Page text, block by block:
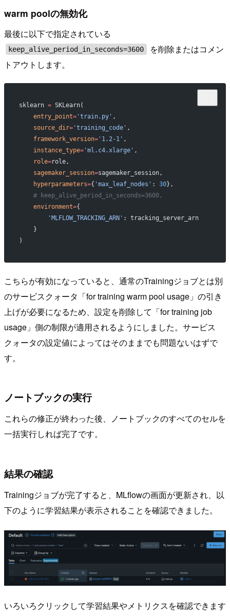
warm poolの無効化
最後に以下で指定されている
keep_alive_period_in_seconds=3600
を削除またはコメン
トアウトします。
sklearn = SKLearn(
    entry_point
='train.py' ,
    source_dir
='training_code' ,
    framework_version
='1.2-1' ,
    instance_type
='ml.c4.xlarge' ,
    role
=role,
    sagemaker_session
=sagemaker_session,
    hyperparameters
={ 'max_leaf_nodes' : 30},
    # keep_alive_period_in_seconds=3600,
    environment
={
        'MLFLOW_TRACKING_ARN'
: tracking_server_arn
    }
)
こちらが有効になっていると、通常のTrainingジョブとは別
のサービスクォータ「for training warm pool usage」の引き
上げが必要になるため、設定を削除して「for training job
usage」側の制限が適用されるようにしました。サービス
クォータの設定値によってはそのままでも問題ないはずで
す。
ノートブックの実行
これらの修正が終わった後、ノートブックのすべてのセルを
一括実行しれば完了です。
結果の確認
Trainingジョブが完了すると、MLflowの画面が更新され、以
下のように学習結果が表示されることを確認できました。
いろいろクリックして学習結果やメトリクスを確認できます